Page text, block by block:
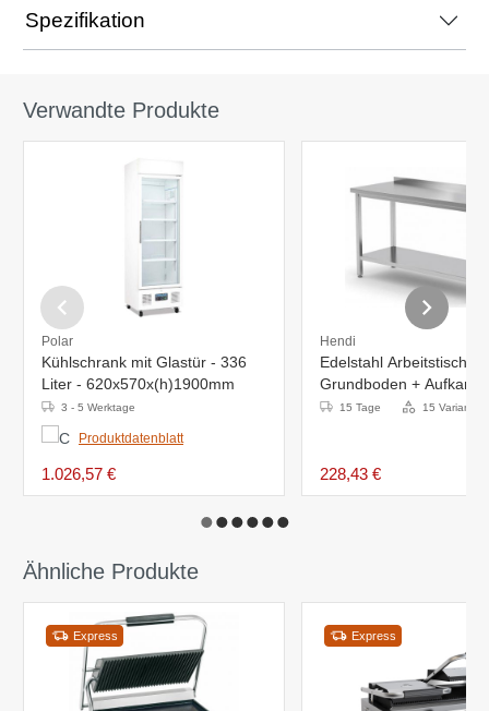
Spezifikation
Verwandte Produkte
Polar
Kühlschrank mit Glastür - 336
Liter - 620x570x(h)1900mm
3 - 5 Werktage
Produktdatenblatt
1.026,57 €
Hendi
Edelstahl Arbeitstisch +
Grundboden +
400x600x(H)885mm
15 Tage 15 Varianten
228,43 €
Ähnliche Produkte
Express Express